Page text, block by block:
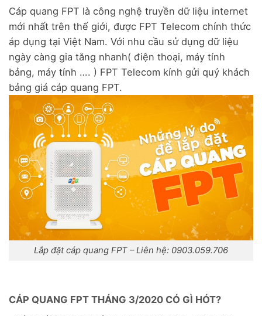
Cáp quang FPT là công nghệ truyền dữ liệu internet
mới nhất trên thế giới, được FPT Telecom chính thức
áp dụng tại Việt Nam. Với nhu cầu sử dụng dữ liệu
ngày càng gia tăng nhanh( điện thoại, máy tính
bảng, máy tính …. ) FPT Telecom kính gửi quý khách
bảng giá cáp quang FPT.
Lắp đặt cáp quang FPT – Liên hệ: 0903.059.706
CÁP QUANG FPT THÁNG 3/2020 CÓ GÌ HÓT?